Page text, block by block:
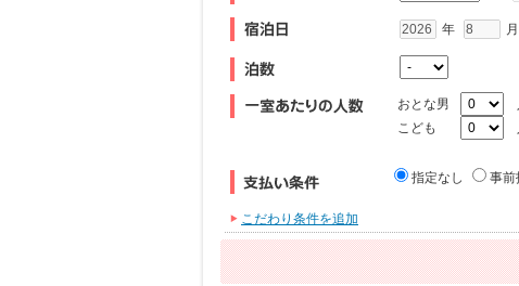
年 月
おとな男
こども
指定なし
事前
こだわり条件を追加